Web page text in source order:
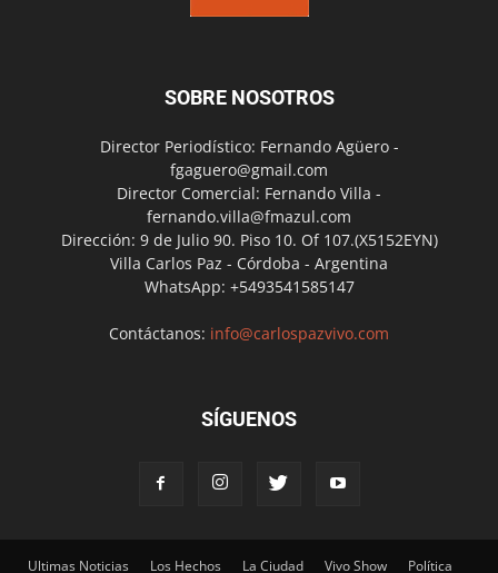
SOBRE NOSOTROS
Director Periodístico: Fernando Agüero -
fgaguero@gmail.com
Director Comercial: Fernando Villa -
fernando.villa@fmazul.com
Dirección: 9 de Julio 90. Piso 10. Of 107.(X5152EYN)
Villa Carlos Paz - Córdoba - Argentina
WhatsApp: +5493541585147
Contáctanos: info@carlospazvivo.com
SÍGUENOS
Ultimas Noticias Los Hechos La Ciudad Vivo Show Política